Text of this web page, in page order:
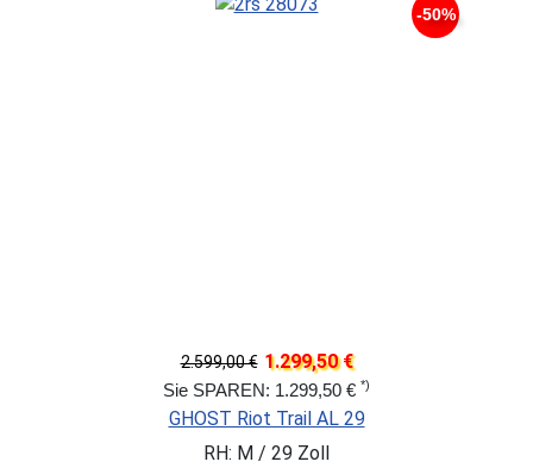
-50%
2.599,00 € 1.299,50 €
Sie SPAREN: 1.299,50 € *)
GHOST Riot Trail AL 29
RH: M / 29 Zoll